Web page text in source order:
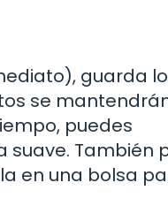
guarda
se
puedes
suave. También
en una bolsa